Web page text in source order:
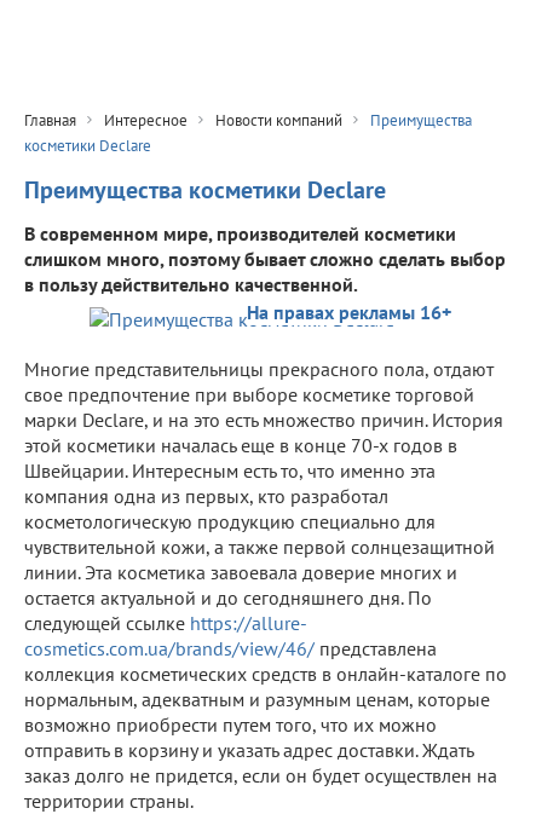
Главная Интересное Новости компаний
Преимущества
косметики Declare
Преимущества косметики Declare
В современном мире, производителей косметики
слишком много, поэтому бывает сложно сделать выбор
в пользу действительно качественной.
На правах рекламы 16+
Многие представительницы прекрасного пола, отдают
свое предпочтение при выборе косметике торговой
марки Declare, и на это есть множество причин. История
этой косметики началась еще в конце 70-х годов в
Швейцарии. Интересным есть то, что именно эта
компания одна из первых, кто разработал
косметологическую продукцию специально для
чувствительной кожи, а также первой солнцезащитной
линии. Эта косметика завоевала доверие многих и
остается актуальной и до сегодняшнего дня. По
следующей ссылке https://allure-
cosmetics.com.ua/brands/view/46/ представлена
коллекция косметических средств в онлайн-каталоге по
нормальным, адекватным и разумным ценам, которые
возможно приобрести путем того, что их можно
отправить в корзину и указать адрес доставки. Ждать
заказ долго не придется, если он будет осуществлен на
территории страны.